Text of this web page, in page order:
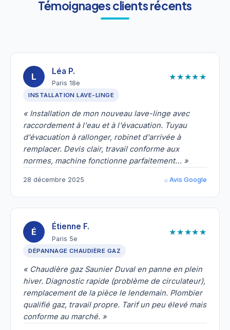
Témoignages clients récents
L
Léa P.
Paris 18e
★★★★★
INSTALLATION LAVE-LINGE
« Installation de mon nouveau lave-linge avec
raccordement à l'eau et à l'évacuation. Tuyau
d'évacuation à rallonger, robinet d'arrivée à
remplacer. Devis clair, travail conforme aux
normes, machine fonctionne parfaitement… »
28 décembre 2025 ⌕ Avis Google
É
Étienne F.
Paris 5e
★★★★★
DÉPANNAGE CHAUDIÈRE GAZ
« Chaudière gaz Saunier Duval en panne en plein
hiver. Diagnostic rapide (problème de circulateur),
remplacement de la pièce le lendemain. Plombier
qualifié gaz, travail propre. Tarif un peu élevé mais
conforme au marché. »